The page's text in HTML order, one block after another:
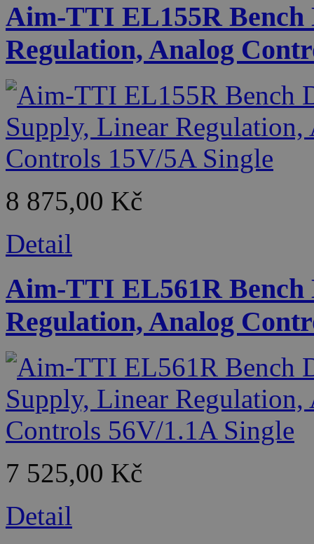
Aim-TTI EL155R Bench
Regulation, Analog
8 875,00 Kč
Detail
Aim-TTI EL561R Bench
Regulation, Analog
7 525,00 Kč
Detail